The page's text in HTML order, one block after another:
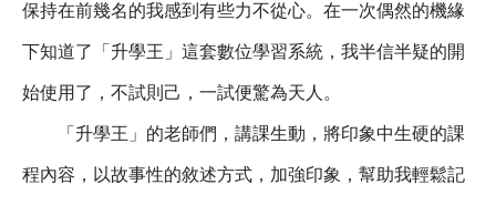
保持在前幾名的我感到有些力不從心。在一次偶然的機緣
下知道了「升學王」這套數位學習系統，我半信半疑的開
始使用了，不試則己，一試便驚為天人。
「升學王」的老師們，講課生動，將印象中生硬的課
程內容，以故事性的敘述方式，加強印象，幫助我輕鬆記